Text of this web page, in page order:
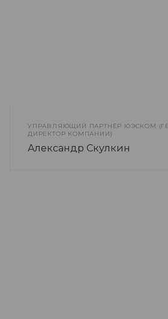
УПРАВЛЯЮЩИЙ ПАРТНЁР ЮЭСКОМ
ДИРЕКТОР КОМПАНИИ)
Александр Скулкин